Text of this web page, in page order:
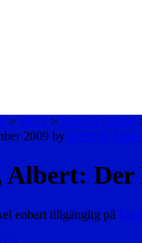
> HBN > Heft 03 (1949)
2009 by Hendrik
Albert:
enbart tillgänglig på